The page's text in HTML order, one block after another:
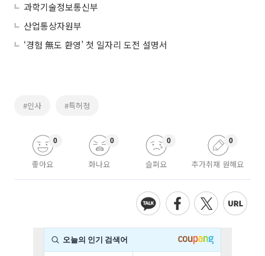
과학기술정보통신부
산업통상자원부
‘경험 無도 환영’ 첫 일자리 도전 설명서
#인사 #특허청
좋아요
0
화나요
0
슬퍼요
0
추가취재 원해요
0